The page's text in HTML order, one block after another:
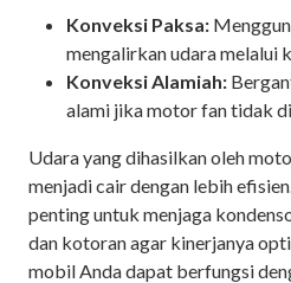
Konveksi Paksa:
mengalirkan udara melalui
Konveksi Alamiah:
alami jika motor fan tidak
Udara yang dihasilkan oleh
menjadi cair dengan lebih
penting untuk menjaga
dan kotoran agar kinerjanya
mobil Anda dapat berfungsi